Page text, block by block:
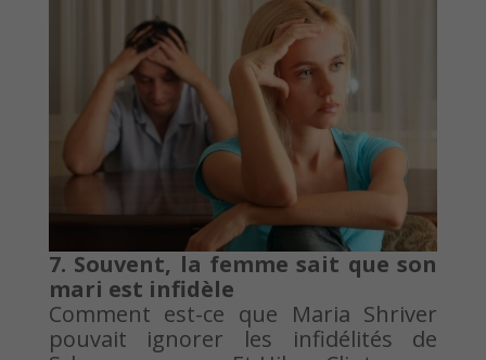
7. Souvent, la femme sait que son
mari est infidèle
Comment est-ce que Maria Shriver
pouvait ignorer les infidélités de